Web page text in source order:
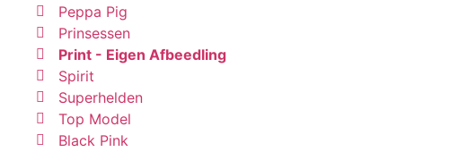
Peppa Pig
Prinsessen
Print - Eigen Afbeedling
Spirit
Superhelden
Top Model
Black Pink